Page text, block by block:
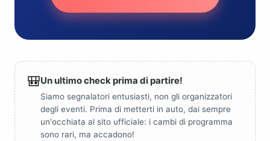
🎒Un ultimo check prima di partire!
Siamo segnalatori entusiasti, non gli organizzatori
degli eventi. Prima di metterti in auto, dai sempre
un'occhiata al sito ufficiale: i cambi di programma
sono rari, ma accadono!